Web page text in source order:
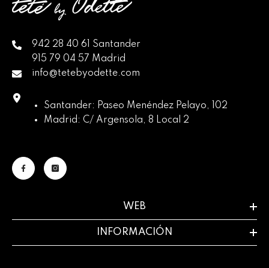
942 28 40 61 Santander
915 79 04 57 Madrid
info@tetebyodette.com
Santander: Paseo Menéndez Pelayo, 102
Madrid: C/ Argensola, 8 Local 2
WEB
INFORMACIÓN